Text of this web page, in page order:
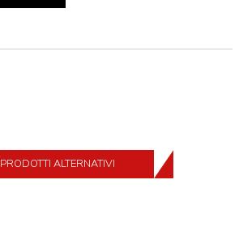
PRODOTTI ALTERNATIVI